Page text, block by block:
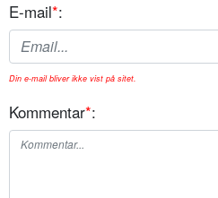
E-mail*:
Din e-mail bliver ikke vist på sitet.
Kommentar*: